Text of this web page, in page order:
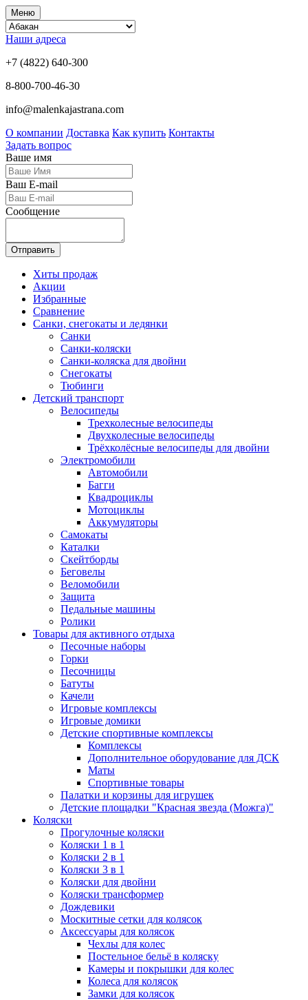
Меню
Наши адреса
+7 (4822) 640-300
8-800-700-46-30
info@malenkajastrana.com
О компании Доставка Как купить Контакты
Задать вопрос
Ваше имя
Ваш E-mail
Сообщение
Отправить
Хиты продаж
Акции
Избранные
Сравнение
Санки, снегокаты и ледянки
Санки
Санки-коляски
Санки-коляска для двойни
Снегокаты
Тюбинги
Детский транспорт
Велосипеды
Трехколесные велосипеды
Двухколесные велосипеды
Трёхколёсные велосипеды для двойни
Электромобили
Автомобили
Багги
Квадроциклы
Мотоциклы
Аккумуляторы
Самокаты
Каталки
Скейтборды
Беговелы
Веломобили
Защита
Педальные машины
Ролики
Товары для активного отдыха
Песочные наборы
Горки
Песочницы
Батуты
Качели
Игровые комплексы
Игровые домики
Детские спортивные комплексы
Комплексы
Дополнительное оборудование для ДСК
Маты
Спортивные товары
Палатки и корзины для игрушек
Детские площадки "Красная звезда (Можга)"
Коляски
Прогулочные коляски
Коляски 1 в 1
Коляски 2 в 1
Коляски 3 в 1
Коляски для двойни
Коляски трансформер
Дождевики
Москитные сетки для колясок
Аксессуары для колясок
Чехлы для колес
Постельное бельё в коляску
Камеры и покрышки для колес
Колеса для колясок
Замки для колясок